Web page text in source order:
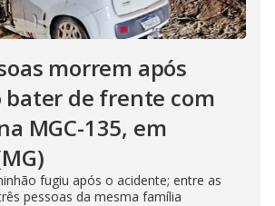
morrem após
bater de frente com
MGC-135, em
fugiu após o acidente; entre as
pessoas da mesma família